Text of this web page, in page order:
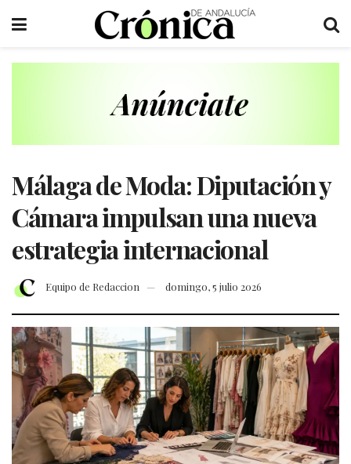
Málaga de Moda: Diputación y
Cámara impulsan una nueva
estrategia internacional
Equipo de Redaccion domingo, 5 julio 2026